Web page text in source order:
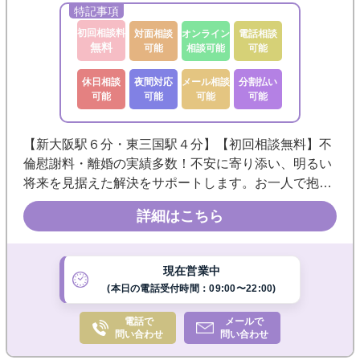
初回相談料
無料
対面相談
可能
オンライン
相談可能
電話相談
可能
休日相談
可能
夜間対応
可能
メール相談
可能
分割払い
可能
【新大阪駅６分・東三国駅４分】【初回相談無料】不
倫慰謝料・離婚の実績多数！不安に寄り添い、明るい
将来を見据えた解決をサポートします。お一人で抱え
込まず、どうぞお気軽にご相談ください。《明瞭・柔
軟な料金体系》◎メール・電話相談可◎分割払い可能
◎守秘義務厳守
詳細はこちら
現在営業中
(本日の電話受付時間：09:00〜22:00)
電話で
問い合わせ
メールで
問い合わせ